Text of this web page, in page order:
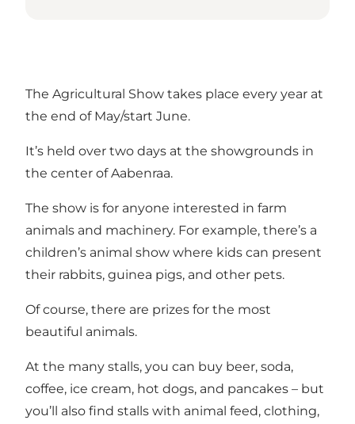
The Agricultural Show takes place every year at
the end of May/start June.
It’s held over two days at the showgrounds in
the center of Aabenraa.
The show is for anyone interested in farm
animals and machinery. For example, there’s a
children’s animal show where kids can present
their rabbits, guinea pigs, and other pets.
Of course, there are prizes for the most
beautiful animals.
At the many stalls, you can buy beer, soda,
coffee, ice cream, hot dogs, and pancakes – but
you’ll also find stalls with animal feed, clothing,